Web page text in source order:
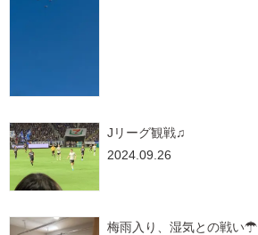
Jリーグ観戦♫
2024.09.26
梅雨入り、湿気との戦い☂